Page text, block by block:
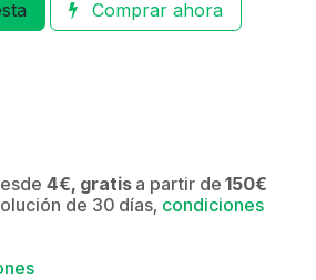
Comprar ahora
4€, gratis a partir de 150€
de 30 días, condiciones